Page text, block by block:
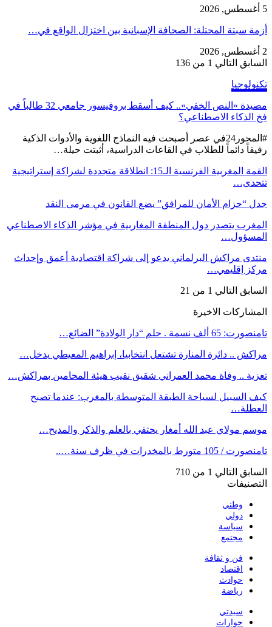
5 أغسطس, 2026
أزمة سبتة المحتلة: الصحافة الإسبانية بين اختزال الواقع في…
2 أغسطس, 2026
السابق التالي 1 من 136
تكنولوجيا
مصيدة «النص الخفي».. كيف أسقط بروفيسور جامعي 32 طالباً في
فخ الذكاء الاصطناعي؟
#المحور24 ​في عصر أصبحت فيه النماذج اللغوية والأدوات الذكية
رفيقاً دائماً للطلاب في القاعات الدراسية، أثبتت حيلة…
القمة المغربية الفرنسية الـ15: انطلاقة متجددة لشراكة إستراتيجية
تتحدى…
جدل “حزام الأمان للمرافق” يضع القانون في مرمى النقد
المغرب يتصدر دول المنطقة المغاربية في مؤشر الذكاء الاصطناعي
المسؤول…
منتدى مراكش البرلماني يدعو إلى شراكة اقتصادية أعمق وإحداث
مركز إقليمي…
السابق التالي 1 من 21
المشاركات الاخيرة
تامنصورت: 65 ألف نسمة . حلم “دار الولادة” الضائع…
مراكش .. دائرة المنارة تشتعل انتخابيا، إبراهيم المعيطي يدخل…
تعزية .. وفاة محمد العمراني شقيق نقيب هيئة المحامين بمراكش…
كيف السبيل لسياحة الطبقة المتوسطة بالمغرب: عندما تصبح
العطلة…
موسم مولاي عبد الله أمغار يحتفي بالعلم والذكر والمديح…
تامنصورت / 105 متورط بالمخدرات في ظرف سنة…..
السابق التالي 1 من 710
التصنيفات
وطني
دولي
سياسة
مجتمع
فن و ثقافة
اقتصاد
حوادث
رياضة
سيدتي
حوارات